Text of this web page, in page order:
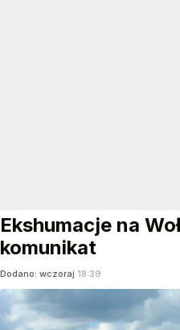
Ekshumacje na
komunikat
Dodano: wczoraj 18:39